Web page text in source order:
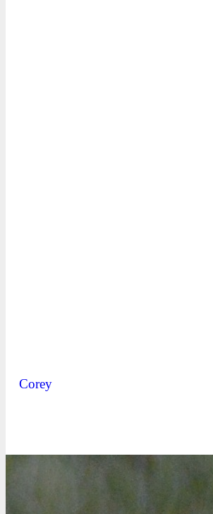
Corey